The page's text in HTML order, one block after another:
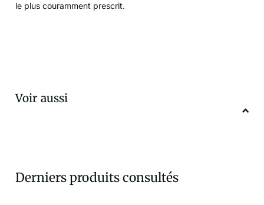
le plus couramment prescrit.
Voir aussi
Derniers produits consultés